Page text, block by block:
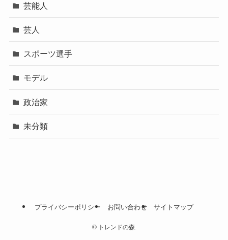
芸能人
芸人
スポーツ選手
モデル
政治家
未分類
プライバシーポリシー お問い合わせ サイトマップ
©トレンドの森.